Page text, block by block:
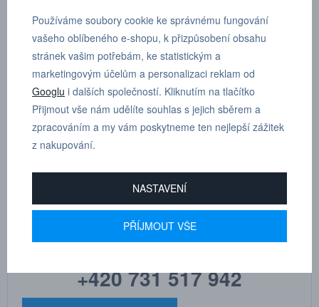
Protiprachové krytky jsou přibaleny ke každé desce, ale lze je
nakoupit i samostatně.
Pro desku s: vnitřním závitem
MARTIN
DRHOLEC
technické poradenství
+420 731 517 942
Používáme soubory cookie ke správnému fungování
vašeho oblíbeného e-shopu, k přizpůsobení obsahu
stránek vašim potřebám, ke statistickým a
marketingovým účelům a personalizaci reklam od
Googlu i dalších společností. Kliknutím na tlačítko
Přijmout vše nám udělíte souhlas s jejich sběrem a
zpracováním a my vám poskytneme ten nejlepší zážitek
z nakupování.
NASTAVENÍ
PŘÍJMOUT VŠE